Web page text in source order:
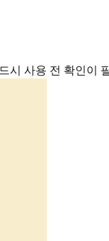
시 사용 전 확인이